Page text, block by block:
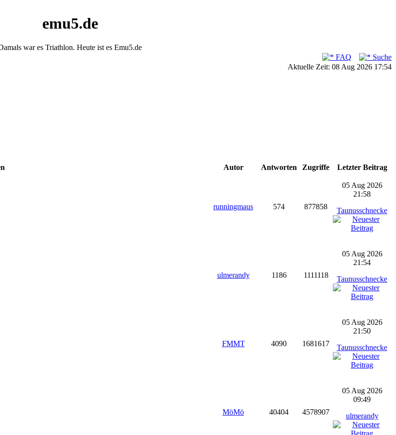
emu5.de
war es Triathlon. Heute ist es Emu5.de
FAQ
Suche
Aktuelle Zeit: 08 Aug 2026 17:54
Autor Antworten Zugriffe Letzter Beitrag
runningmaus 574 877858
05 Aug 2026
21:58
Taunusschnecke
ulmerandy 1186 1111118
05 Aug 2026
21:54
Taunusschnecke
FMMT 4090 1681617
05 Aug 2026
21:50
Taunusschnecke
MöMö 40404 4578907
05 Aug 2026
09:49
ulmerandy